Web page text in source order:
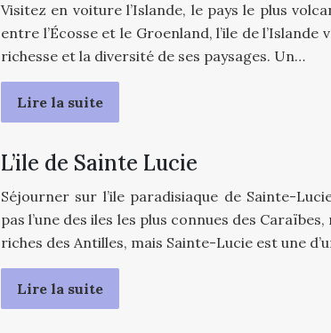
Visitez en voiture l’Islande, le pays le plus
entre l’Écosse et le Groenland, l’ile de
richesse et la diversité de ses paysages. Un…
Lire la suite
L’ile de Sainte Lucie
Séjourner sur l’ile paradisiaque de Sainte-
pas l’une des iles les plus connues des Caraïbes,
riches des Antilles, mais Sainte-Lucie est une
Lire la suite